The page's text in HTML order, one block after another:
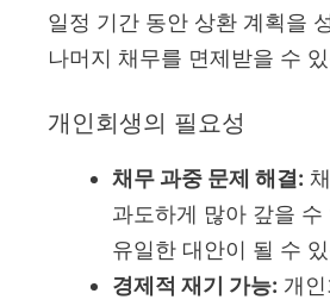
일정 기간 동안 상환 계획을
나머지 채무를 면제받을 수
개인회생의 필요성
채무 과중 문제 해결:
과도하게 많아 갚을 수
유일한 대안이 될 수
경제적 재기 가능: 개